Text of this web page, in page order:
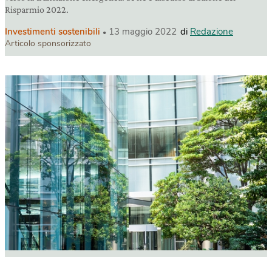
Risparmio 2022.
Investimenti sostenibili 13 maggio 2022 di Redazione
Articolo sponsorizzato